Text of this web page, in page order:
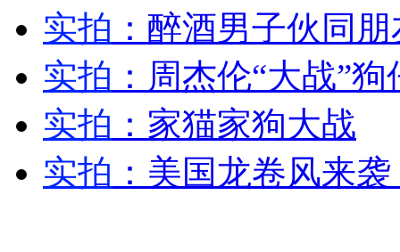
安徽一实载49人客车翻车
走！跟着总书记去植树
实拍 ：醉酒男子伙同
实拍 ：周杰伦“大战”
实拍 ：家猫家狗大战
实拍 ：美国龙卷风来